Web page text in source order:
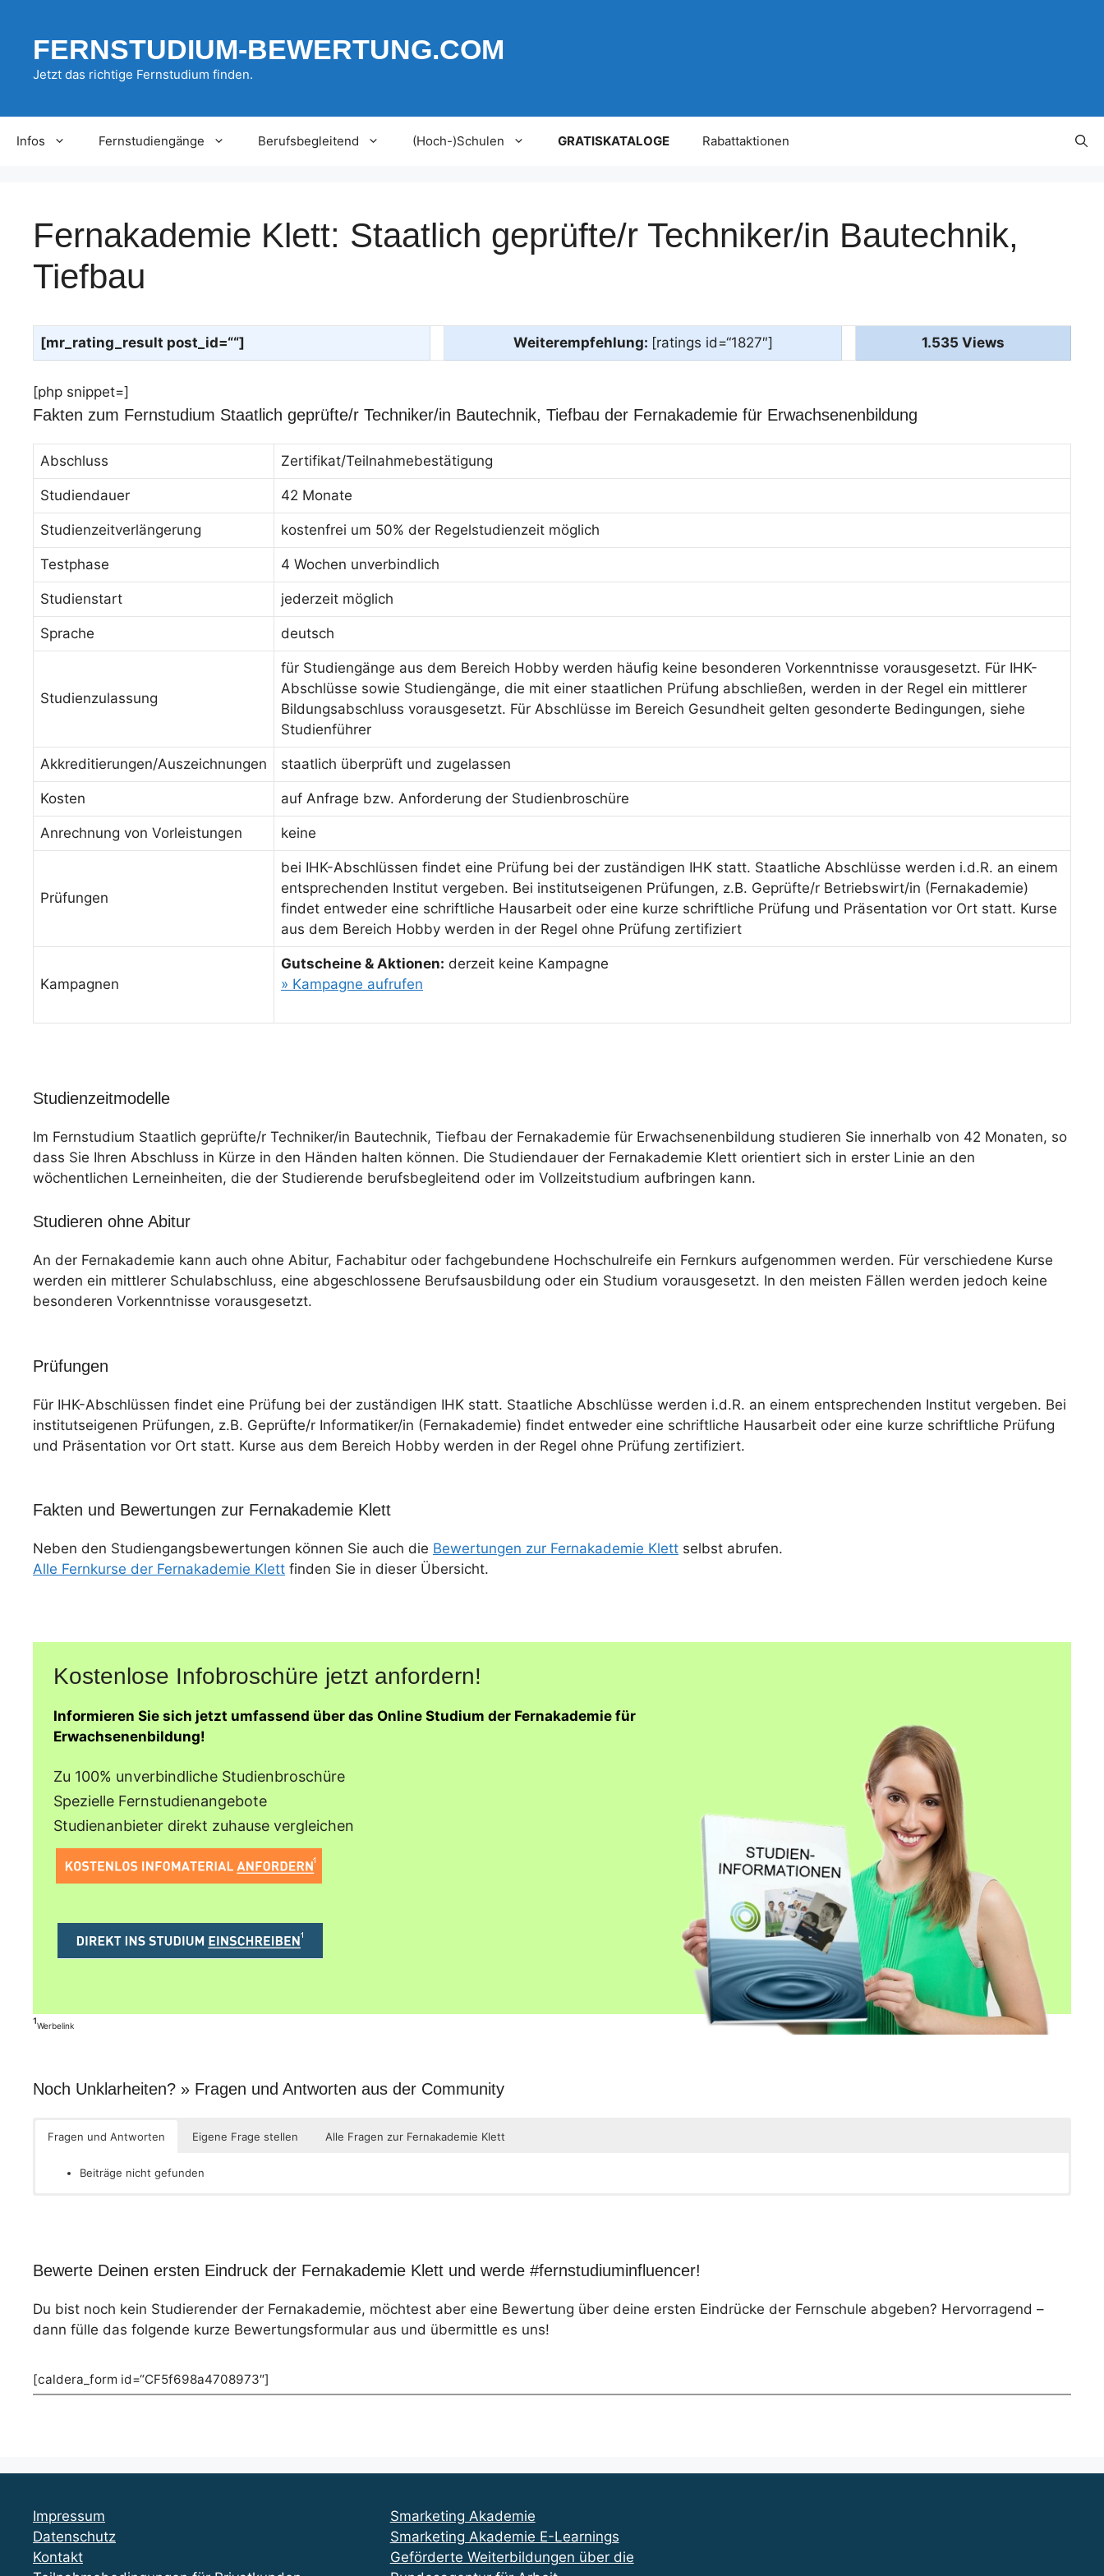
springenFERNSTUDIUM-BEWERTUNG.COM
Jetzt das richtige Fernstudium finden.
Infos Fernstudiengänge Berufsbegleitend (Hoch-)Schulen GRATISKATALOGE Rabattaktionen
Fernakademie Klett: Staatlich geprüfte/r Techniker/in Bautechnik,
Tiefbau
[mr_rating_result post_id=““] Weiterempfehlung: [ratings id=“1827″] 1.535 Views
[php snippet=]
Fakten zum Fernstudium Staatlich geprüfte/r Techniker/in Bautechnik, Tiefbau der Fernakademie für Erwachsenenbildung
Abschluss Zertifikat/Teilnahmebestätigung
Studiendauer 42 Monate
Studienzeitverlängerung kostenfrei um 50% der Regelstudienzeit möglich
Testphase 4 Wochen unverbindlich
Studienstart jederzeit möglich
Sprache deutsch
Studienzulassung
für Studiengänge aus dem Bereich Hobby werden häufig keine besonderen Vorkenntnisse vorausgesetzt. Für IHK-
Abschlüsse sowie Studiengänge, die mit einer staatlichen Prüfung abschließen, werden in der Regel ein mittlerer
Bildungsabschluss vorausgesetzt. Für Abschlüsse im Bereich Gesundheit gelten gesonderte Bedingungen, siehe
Studienführer
Akkreditierungen/Auszeichnungen staatlich überprüft und zugelassen
Kosten auf Anfrage bzw. Anforderung der Studienbroschüre
Anrechnung von Vorleistungen keine
Prüfungen
bei IHK-Abschlüssen findet eine Prüfung bei der zuständigen IHK statt. Staatliche Abschlüsse werden i.d.R. an einem
entsprechenden Institut vergeben. Bei institutseigenen Prüfungen, z.B. Geprüfte/r Betriebswirt/in (Fernakademie)
findet entweder eine schriftliche Hausarbeit oder eine kurze schriftliche Prüfung und Präsentation vor Ort statt. Kurse
aus dem Bereich Hobby werden in der Regel ohne Prüfung zertifiziert
Kampagnen
Gutscheine & Aktionen: derzeit keine Kampagne
» Kampagne aufrufen
Studienzeitmodelle
Im Fernstudium Staatlich geprüfte/r Techniker/in Bautechnik, Tiefbau der Fernakademie für Erwachsenenbildung studieren Sie innerhalb von 42 Monaten, so
dass Sie Ihren Abschluss in Kürze in den Händen halten können. Die Studiendauer der Fernakademie Klett orientiert sich in erster Linie an den
wöchentlichen Lerneinheiten, die der Studierende berufsbegleitend oder im Vollzeitstudium aufbringen kann.
Studieren ohne Abitur
An der Fernakademie kann auch ohne Abitur, Fachabitur oder fachgebundene Hochschulreife ein Fernkurs aufgenommen werden. Für verschiedene Kurse
werden ein mittlerer Schulabschluss, eine abgeschlossene Berufsausbildung oder ein Studium vorausgesetzt. In den meisten Fällen werden jedoch keine
besonderen Vorkenntnisse vorausgesetzt.
Prüfungen
Für IHK-Abschlüssen findet eine Prüfung bei der zuständigen IHK statt. Staatliche Abschlüsse werden i.d.R. an einem entsprechenden Institut vergeben. Bei
institutseigenen Prüfungen, z.B. Geprüfte/r Informatiker/in (Fernakademie) findet entweder eine schriftliche Hausarbeit oder eine kurze schriftliche Prüfung
und Präsentation vor Ort statt. Kurse aus dem Bereich Hobby werden in der Regel ohne Prüfung zertifiziert.
Fakten und Bewertungen zur Fernakademie Klett
Neben den Studiengangsbewertungen können Sie auch die Bewertungen zur Fernakademie Klett selbst abrufen.
Alle Fernkurse der Fernakademie Klett finden Sie in dieser Übersicht.
Kostenlose Infobroschüre jetzt anfordern!
Informieren Sie sich jetzt umfassend über das Online Studium der Fernakademie für
Erwachsenenbildung!
Zu 100% unverbindliche Studienbroschüre
Spezielle Fernstudienangebote
Studienanbieter direkt zuhause vergleichen
¹Werbelink
Noch Unklarheiten? » Fragen und Antworten aus der Community
Fragen und Antworten Eigene Frage stellen Alle Fragen zur Fernakademie Klett
Beiträge nicht gefunden
Bewerte Deinen ersten Eindruck der Fernakademie Klett und werde #fernstudiuminfluencer!
Du bist noch kein Studierender der Fernakademie, möchtest aber eine Bewertung über deine ersten Eindrücke der Fernschule abgeben? Hervorragend –
dann fülle das folgende kurze Bewertungsformular aus und übermittle es uns!
[caldera_form id=“CF5f698a4708973″]
Impressum
Datenschutz
Kontakt
Smarketing Akademie
Smarketing Akademie E-Learnings
Geförderte Weiterbildungen über die